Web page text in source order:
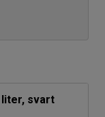
liter, svart